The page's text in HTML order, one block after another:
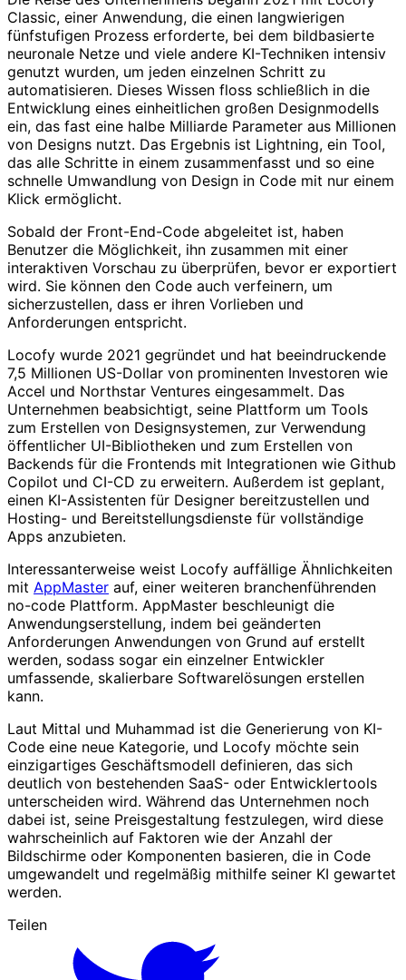
Classic, einer Anwendung, die einen langwierigen
fünfstufigen Prozess erforderte, bei dem bildbasierte
neuronale Netze und viele andere KI-Techniken intensiv
genutzt wurden, um jeden einzelnen Schritt zu
automatisieren. Dieses Wissen floss schließlich in die
Entwicklung eines einheitlichen großen Designmodells
ein, das fast eine halbe Milliarde Parameter aus Millionen
von Designs nutzt. Das Ergebnis ist Lightning, ein Tool,
das alle Schritte in einem zusammenfasst und so eine
schnelle Umwandlung von Design in Code mit nur einem
Klick ermöglicht.
Sobald der Front-End-Code abgeleitet ist, haben
Benutzer die Möglichkeit, ihn zusammen mit einer
interaktiven Vorschau zu überprüfen, bevor er exportiert
wird. Sie können den Code auch verfeinern, um
sicherzustellen, dass er ihren Vorlieben und
Anforderungen entspricht.
Locofy wurde 2021 gegründet und hat beeindruckende
7,5 Millionen US-Dollar von prominenten Investoren wie
Accel und Northstar Ventures eingesammelt. Das
Unternehmen beabsichtigt, seine Plattform um Tools
zum Erstellen von Designsystemen, zur Verwendung
öffentlicher UI-Bibliotheken und zum Erstellen von
Backends für die Frontends mit Integrationen wie Github
Copilot und CI-CD zu erweitern. Außerdem ist geplant,
einen KI-Assistenten für Designer bereitzustellen und
Hosting- und Bereitstellungsdienste für vollständige
Apps anzubieten.
Interessanterweise weist Locofy auffällige Ähnlichkeiten
mit AppMaster auf, einer weiteren branchenführenden
no-code Plattform. AppMaster beschleunigt die
Anwendungserstellung, indem bei geänderten
Anforderungen Anwendungen von Grund auf erstellt
werden, sodass sogar ein einzelner Entwickler
umfassende, skalierbare Softwarelösungen erstellen
kann.
Laut Mittal und Muhammad ist die Generierung von KI-
Code eine neue Kategorie, und Locofy möchte sein
einzigartiges Geschäftsmodell definieren, das sich
deutlich von bestehenden SaaS- oder Entwicklertools
unterscheiden wird. Während das Unternehmen noch
dabei ist, seine Preisgestaltung festzulegen, wird diese
wahrscheinlich auf Faktoren wie der Anzahl der
Bildschirme oder Komponenten basieren, die in Code
umgewandelt und regelmäßig mithilfe seiner KI gewartet
werden.
Teilen